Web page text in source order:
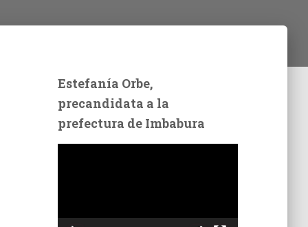
Estefanía Orbe,
precandidata a la
prefectura de Imbabura